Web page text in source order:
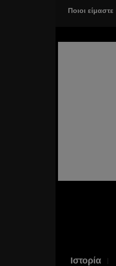
Ποιοι είμαστε
Ιστορία